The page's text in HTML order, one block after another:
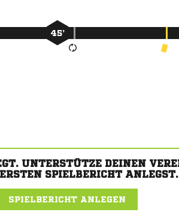
45’
UNTERSTÜTZE DEINEN
SPIELBERICHT ANLEGST.
SPIELBERICHT ANLEGEN